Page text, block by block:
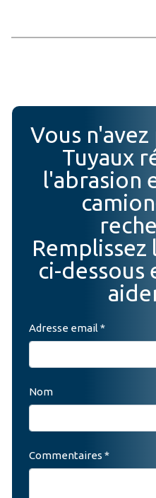
Vous
Tuyaux
l'abrasion
ci-dessous
Adresse email *
Nom
Commentaires *